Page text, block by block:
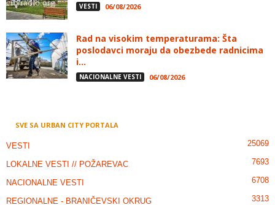
VESTI 06/08/2026
Rad na visokim temperaturama: Šta
poslodavci moraju da obezbede radnicima
i...
NACIONALNE VESTI 06/08/2026
SVE SA URBAN CITY PORTALA
VESTI 25069
LOKALNE VESTI // POŽAREVAC 7693
NACIONALNE VESTI 6708
REGIONALNE - BRANIČEVSKI OKRUG 3313